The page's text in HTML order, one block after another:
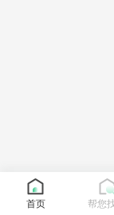
首页 帮您